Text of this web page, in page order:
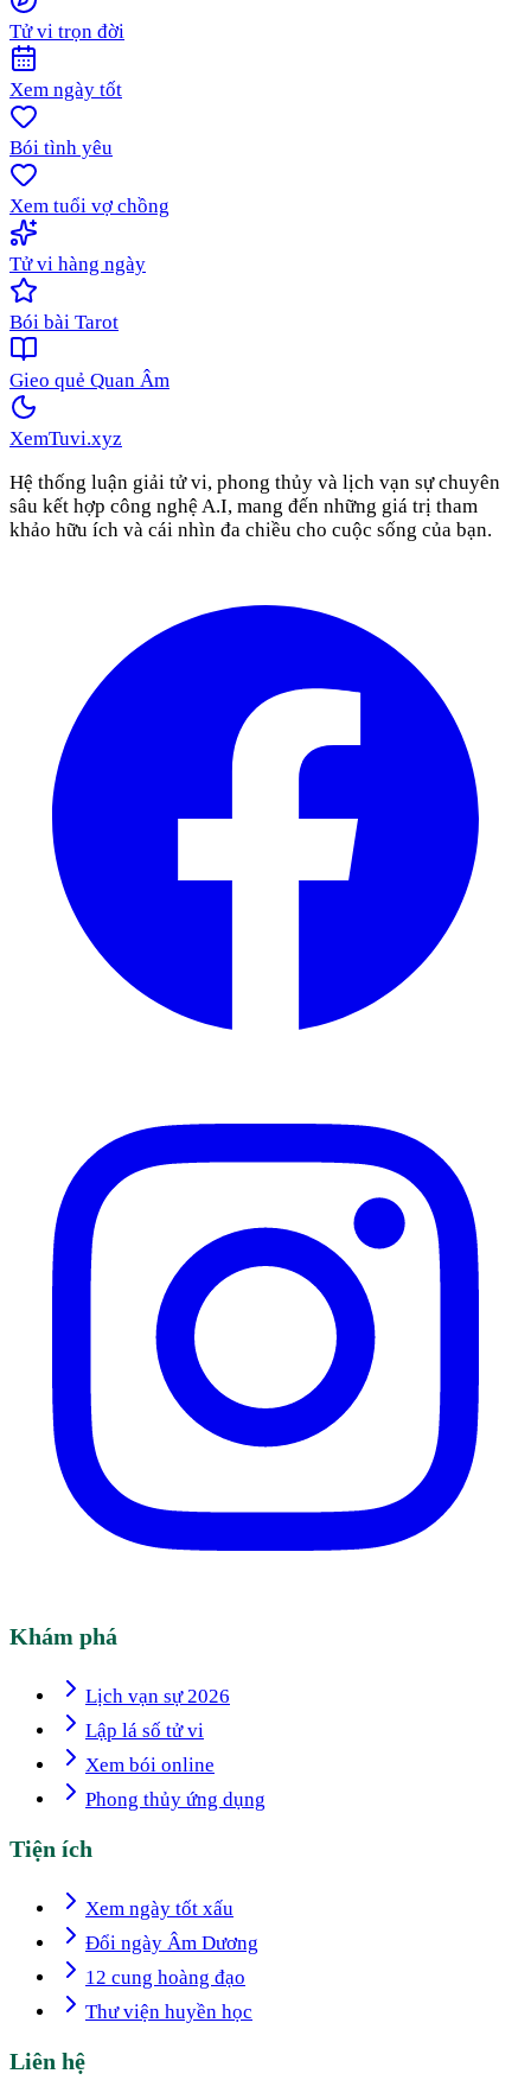
Tử vi trọn đời
Xem ngày tốt
Bói tình yêu
Xem tuổi vợ chồng
Tử vi hàng ngày
Bói bài Tarot
Gieo quẻ Quan Âm
XemTuvi.xyz
Hệ thống luận giải tử vi, phong thủy và lịch vạn sự chuyên
sâu kết hợp công nghệ A.I, mang đến những giá trị tham
khảo hữu ích và cái nhìn đa chiều cho cuộc sống của bạn.
Khám phá
Lịch vạn sự 2026
Lập lá số tử vi
Xem bói online
Phong thủy ứng dụng
Tiện ích
Xem ngày tốt xấu
Đổi ngày Âm Dương
12 cung hoàng đạo
Thư viện huyền học
Liên hệ